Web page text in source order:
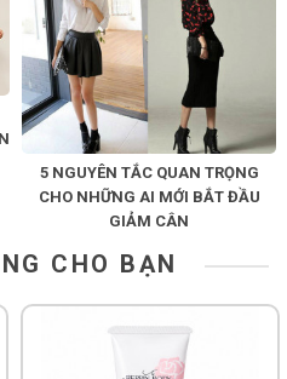
5 NGUYÊN TẮC QUAN TRỌNG
CHO NHỮNG AI MỚI BẮT ĐẦU
GIẢM CÂN
CHO BẠN